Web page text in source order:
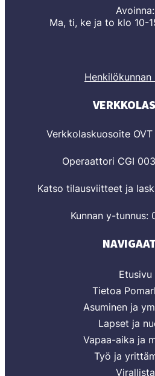
Avoinna:
Ma, ti, ke ja to klo 10-
Henkilökunnan
Verkkolaskuosoite
Operaattori CGI
Katso tilausviitteet ja
Kunnan y-tunnus:
Etusivu
Tietoa
Asuminen ja
Lapset ja
Vapaa-aika ja
Työ ja
Virallista